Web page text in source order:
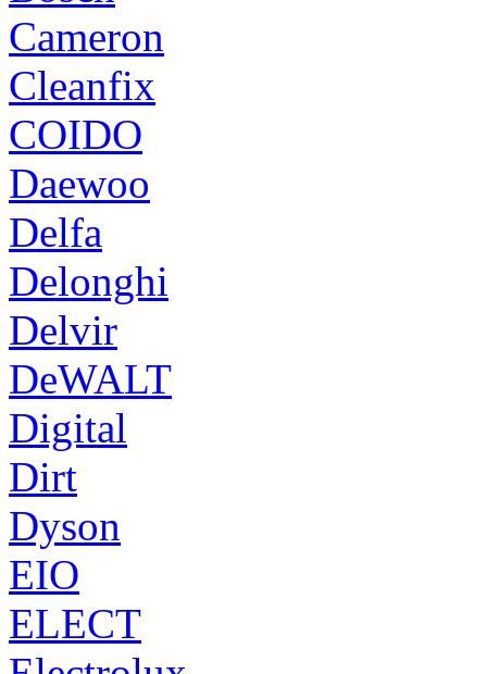
Cameron
Cleanfix
COIDO
Daewoo
Delfa
Delonghi
Delvir
DeWALT
Digital
Dirt
Dyson
EIO
ELECT